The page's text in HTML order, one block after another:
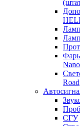
Road
СГУ